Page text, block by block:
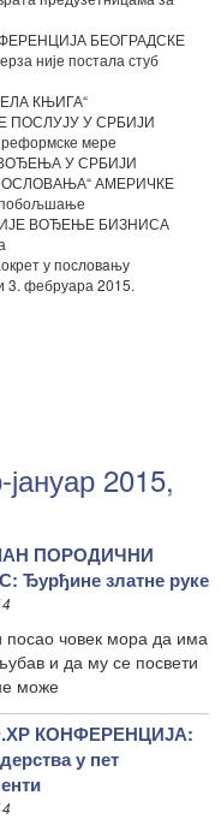
БЕОГРАДСКЕ
није постала стуб
КЊИГА“
ПОСЛУЈУ У СРБИЈИ
мере
У СРБИЈИ
АМЕРИЧКЕ
ВОЂЕЊЕ БИЗНИСА
у пословaњу
3. фебруара 2015.
2015,
ПОРОДИЧНИ
Ђурђине златне руке
посао човек мора да има
и да му се посвети
може
КОНФЕРЕНЦИЈА:
у пет